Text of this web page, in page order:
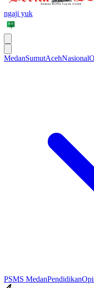
ngaji yuk
MedanSumutAcehNasional
PSMS MedanPendidikan